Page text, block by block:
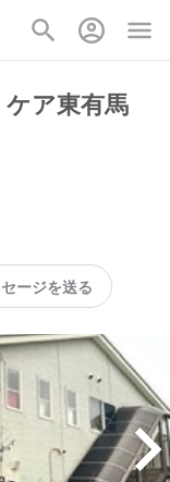
ケア東有馬
セージを送る